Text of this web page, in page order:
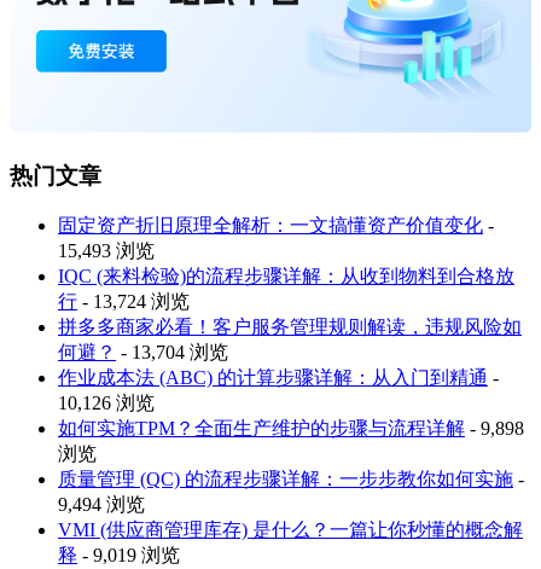
热门文章
固定资产折旧原理全解析：一文搞懂资产价值变化 -
15,493 浏览
IQC (来料检验)的流程步骤详解：从收到物料到合格放
行 - 13,724 浏览
拼多多商家必看！客户服务管理规则解读，违规风险如
何避？ - 13,704 浏览
作业成本法 (ABC) 的计算步骤详解：从入门到精通 -
10,126 浏览
如何实施TPM？全面生产维护的步骤与流程详解 - 9,898
浏览
质量管理 (QC) 的流程步骤详解：一步步教你如何实施 -
9,494 浏览
VMI (供应商管理库存) 是什么？一篇让你秒懂的概念解
释 - 9,019 浏览